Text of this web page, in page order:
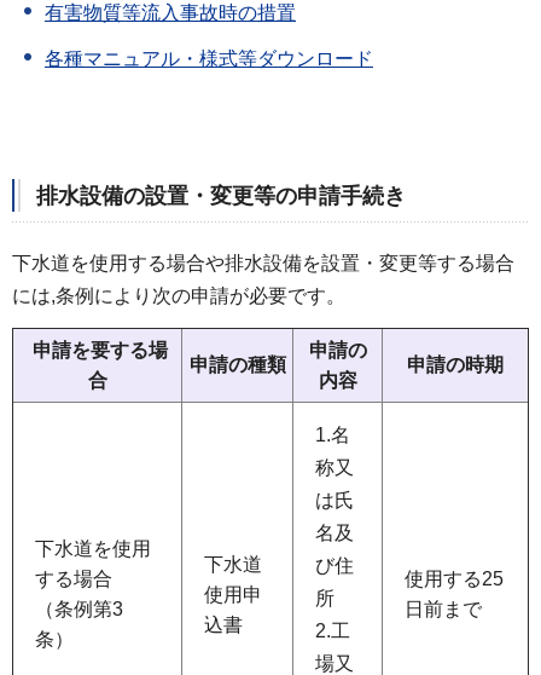
有害物質等流入事故時の措置
各種マニュアル・様式等ダウンロード
排水設備の設置・変更等の申請手続き
下水道を使用する場合や排水設備を設置・変更等する場合
には,条例により次の申請が必要です。
申請を要する場
合
申請の種類
申請の
内容
申請の時期
下水道を使用
する場合
（条例第3
条）
下水道
使用申
込書
1.名
称又
は氏
名及
び住
所
2.工
場又
使用する25
日前まで